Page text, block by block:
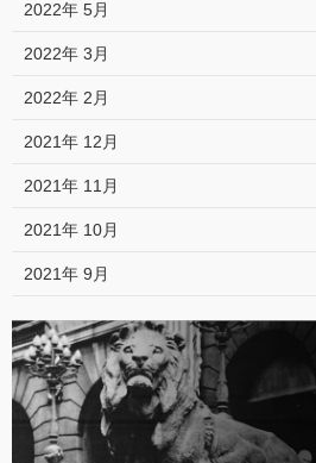
2022年 5月
2022年 3月
2022年 2月
2021年 12月
2021年 11月
2021年 10月
2021年 9月